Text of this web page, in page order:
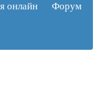
онлайн Форум